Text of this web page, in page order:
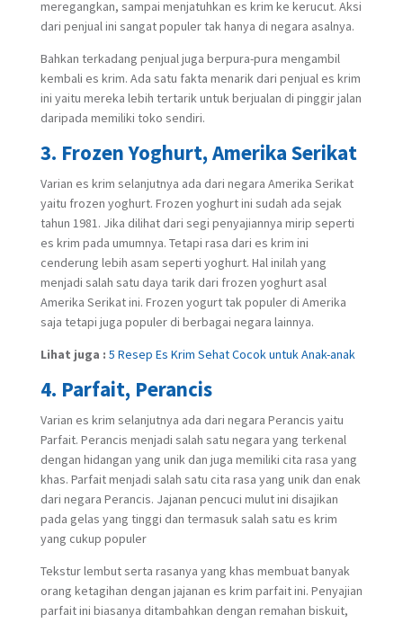
meregangkan, sampai menjatuhkan es krim ke kerucut. Aksi
dari penjual ini sangat populer tak hanya di negara asalnya.
Bahkan terkadang penjual juga berpura-pura mengambil
kembali es krim. Ada satu fakta menarik dari penjual es krim
ini yaitu mereka lebih tertarik untuk berjualan di pinggir jalan
daripada memiliki toko sendiri.
3. Frozen Yoghurt, Amerika Serikat
Varian es krim selanjutnya ada dari negara Amerika Serikat
yaitu frozen yoghurt. Frozen yoghurt ini sudah ada sejak
tahun 1981. Jika dilihat dari segi penyajiannya mirip seperti
es krim pada umumnya. Tetapi rasa dari es krim ini
cenderung lebih asam seperti yoghurt. Hal inilah yang
menjadi salah satu daya tarik dari frozen yoghurt asal
Amerika Serikat ini. Frozen yogurt tak populer di Amerika
saja tetapi juga populer di berbagai negara lainnya.
Lihat juga : 5 Resep Es Krim Sehat Cocok untuk Anak-anak
4. Parfait, Perancis
Varian es krim selanjutnya ada dari negara Perancis yaitu
Parfait. Perancis menjadi salah satu negara yang terkenal
dengan hidangan yang unik dan juga memiliki cita rasa yang
khas. Parfait menjadi salah satu cita rasa yang unik dan enak
dari negara Perancis. Jajanan pencuci mulut ini disajikan
pada gelas yang tinggi dan termasuk salah satu es krim
yang cukup populer
Tekstur lembut serta rasanya yang khas membuat banyak
orang ketagihan dengan jajanan es krim parfait ini. Penyajian
parfait ini biasanya ditambahkan dengan remahan biskuit,